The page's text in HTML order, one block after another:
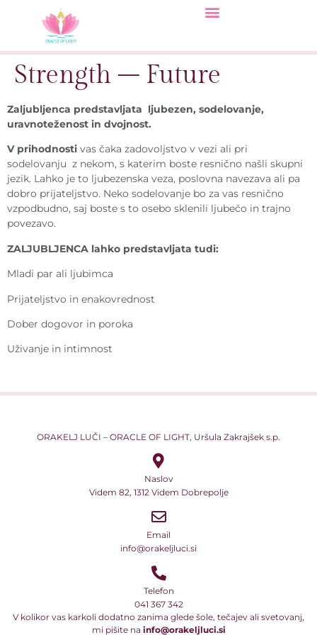
Strength – Future
Zaljubljenca predstavljata ljubezen, sodelovanje,
uravnoteženost in dvojnost.
V prihodnosti vas čaka zadovoljstvo v vezi ali pri
sodelovanju z nekom, s katerim boste resnično našli skupni
jezik. Lahko je to ljubezenska veza, poslovna navezava ali pa
dobro prijateljstvo. Neko sodelovanje bo za vas resnično
vzpodbudno, saj boste s to osebo sklenili ljubečo in trajno
povezavo.
ZALJUBLJENCA lahko predstavljata tudi:
Mladi par ali ljubimca
Prijateljstvo in enakovrednost
Dober dogovor in poroka
Uživanje in intimnost
ORAKELJ LUČI – ORACLE OF LIGHT, Uršula Zakrajšek s.p.
Naslov
Videm 82, 1312 Videm Dobrepolje
Email
info@orakeljluci.si
Telefon
041 367 342
V kolikor vas karkoli dodatno zanima glede šole, tečajev ali svetovanj,
mi pišite na info@orakeljluci.si